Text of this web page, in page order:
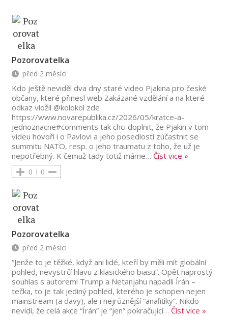
Pozorovatelka
před 2 měsíci
Kdo ještě neviděl dva dny staré video Pjakina pro české
občany, které přinesl web Zakázané vzdělání a na které
odkaz vložil @kolokol zde
https://www.novarepublika.cz/2026/05/kratce-a-
jednoznacne#comments tak chci doplnit, že Pjakin v tom
videu hovoří i o Pavlovi a jeho posedlosti zúčastnit se
summitu NATO, resp. o jeho traumatu z toho, že už je
nepotřebný. K čemuž tady totiž máme… Číst vice »
0 0
Pozorovatelka
před 2 měsíci
“Jenže to je těžké, když ani lidé, kteří by měli mít globální
pohled, nevystrčí hlavu z klasického biasu”. Opět naprostý
souhlas s autorem! Trump a Netanjahu napadli Írán –
tečka, to je tak jediný pohled, kterého je schopen nejen
mainstream (a davy), ale i nejrůznější “anaľiťiky”. Nikdo
nevidí, že celá akce “Írán” je “jen” pokračující… Číst vice »